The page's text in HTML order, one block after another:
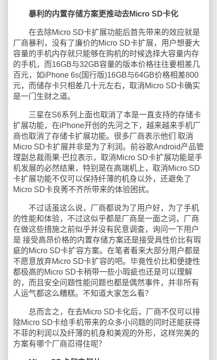
暴利的内置存储方案更推动去Micro SD卡化
在去除Micro SD卡扩展功能后首先带来的效应就是
厂商暴利，没有了廉价的Micro SD卡扩展，用户想要大
容量的手机内存就只能够在购机的时候选择大容量内存
的手机，而16GB与32GB容量的版本价格往往要相差几
百元，如iPhone 6s(国行版)16GB与64GB价格相差800
元，而储存卡只相差几十元左右，取消Micro SD卡确实
是一门生财之道。
三星在S6系列上面也取消了本是一直支持的存储卡
扩展功能，在iPhone开创的先河之下，越来越来手机厂
商也取消了存储卡扩展功能。很多厂商表示他们 取消
Micro SD卡扩展并非是为了利润。前谷歌Android产品管
理副总裁雨果·巴拉表示，取消Micro SD卡扩展功能是手
机发展的必然结果，特别是在高端机上，取消Micro SD
卡扩展功能不仅可以保持纤薄的机身以外，还避免了
Micro SD卡良莠不齐所带来的体验困扰。
不过话虽这么说，厂商都说为了用户好，为了手机
的性能和体验，不过这似乎都是厂商是一面之词，厂商
在做这些措施之前似乎并没有民意调查，询问一下用户
是 接受高昂价格的内置存储方案还是接受具性价比有瑕
疵的Micro SD卡扩容方案。在笔者看来大部分用户都是
不愿意放弃Micro SD卡扩容的吧。毕竟性价比和便捷性
都极高的Micro SD卡稍带一些小瑕疵也还是可以理解
的，而且安全问题性能问题也都是偶然事件，并非所有
人运气都这么糟糕。不知道大家怎么看？
总而言之，在去Micro SD卡化后，厂商不仅可以排
除Micro SD卡给手机带来的众多小问题的同时还能获得
不菲的利润以及纤薄的机身和美观的外形，这样完美的
方案有哪个厂商忍得住呢？